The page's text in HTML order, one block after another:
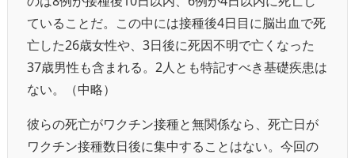
ていることだ。この中には接種後4日目に脳出血で死
亡した26歳女性や、3日後に死因不明で亡くなった
37歳男性も含まれる。2人とも特記すべき基礎疾患は
ない。（中略）
彼らの死亡がワクチン接種と無関係なら、死亡日が
ワクチン接種数日後に集中することはない。今回の